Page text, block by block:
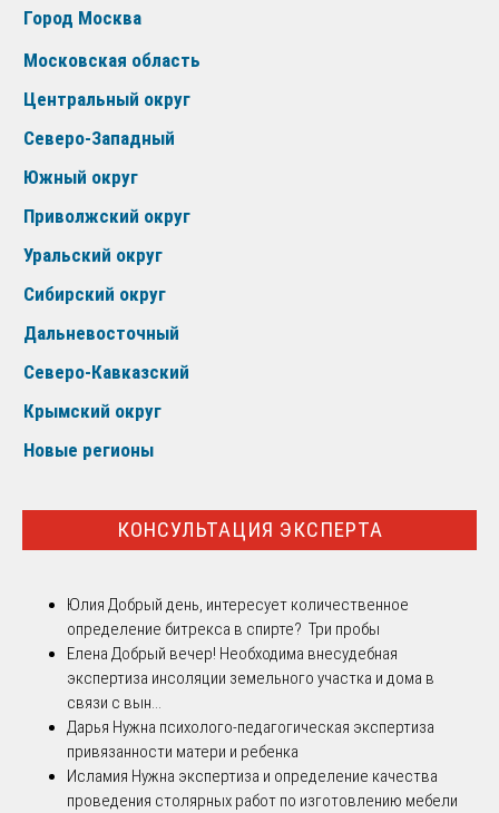
Город Москва
Московская область
Центральный округ
Северо-Западный
Южный округ
Приволжский округ
Уральский округ
Сибирский округ
Дальневосточный
Северо-Кавказский
Крымский округ
Новые регионы
КОНСУЛЬТАЦИЯ ЭКСПЕРТА
Юлия Добрый день, интересует количественное
определение битрекса в спирте? Три пробы
Елена Добрый вечер! Необходима внесудебная
экспертиза инсоляции земельного участка и дома в
связи с вын...
Дарья Нужна психолого-педагогическая экспертиза
привязанности матери и ребенка
Исламия Нужна экспертиза и определение качества
проведения столярных работ по изготовлению мебели